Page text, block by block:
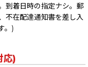
到着日時の指定ナシ。郵
不在配達通知書を差し入
。)
応)